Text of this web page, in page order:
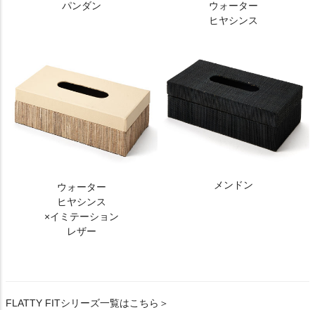
パンダン
ウォーター
ヒヤシンス
ウォーター
ヒヤシンス
×イミテーション
レザー
メンドン
FLATTY FITシリーズ一覧はこちら＞